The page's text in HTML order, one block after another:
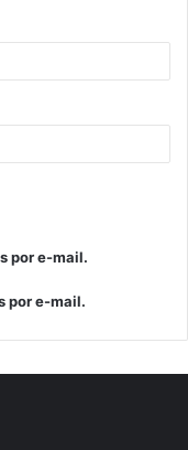
por e-mail.
por e-mail.